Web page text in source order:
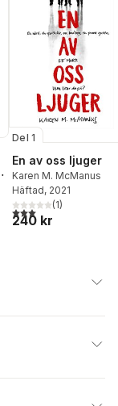
Del 1
En av oss ljuger
Karen M. McManus
Häftad, 2021
3,0utav 5 stjärnor.
(1)
240 kr